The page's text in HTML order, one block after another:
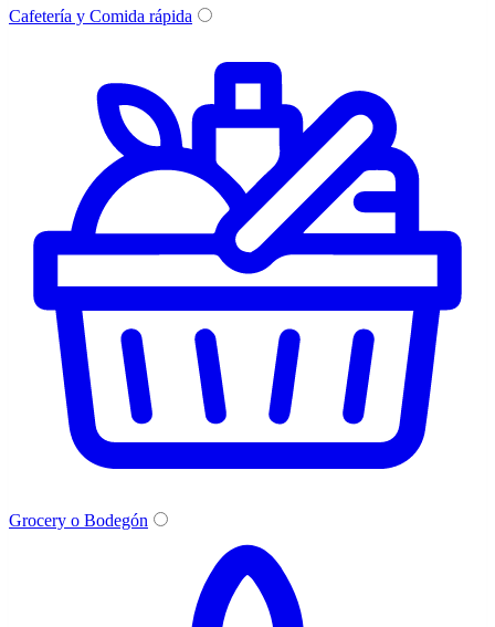
Cafetería y Comida rápida
Grocery o Bodegón